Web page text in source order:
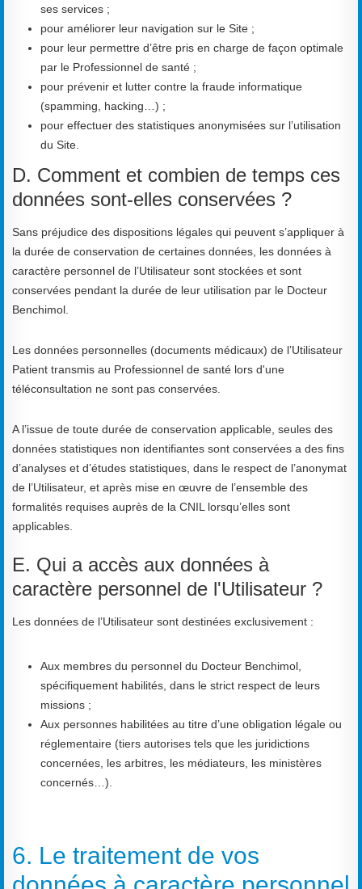
ses services ;
pour améliorer leur navigation sur le Site ;
pour leur permettre d’être pris en charge de façon optimale
par le Professionnel de santé ;
pour prévenir et lutter contre la fraude informatique
(spamming, hacking…) ;
pour effectuer des statistiques anonymisées sur l’utilisation
du Site.
D. Comment et combien de temps ces
données sont-elles conservées ?
Sans préjudice des dispositions légales qui peuvent s’appliquer à
la durée de conservation de certaines données, les données à
caractère personnel de l’Utilisateur sont stockées et sont
conservées pendant la durée de leur utilisation par le Docteur
Benchimol.
Les données personnelles (documents médicaux) de l’Utilisateur
Patient transmis au Professionnel de santé lors d'une
téléconsultation ne sont pas conservées.
A l’issue de toute durée de conservation applicable, seules des
données statistiques non identifiantes sont conservées a des fins
d’analyses et d’études statistiques, dans le respect de l’anonymat
de l’Utilisateur, et après mise en œuvre de l’ensemble des
formalités requises auprès de la CNIL lorsqu’elles sont
applicables.
E. Qui a accès aux données à
caractère personnel de l'Utilisateur ?
Les données de l’Utilisateur sont destinées exclusivement :
Aux membres du personnel du Docteur Benchimol,
spécifiquement habilités, dans le strict respect de leurs
missions ;
Aux personnes habilitées au titre d’une obligation légale ou
réglementaire (tiers autorises tels que les juridictions
concernées, les arbitres, les médiateurs, les ministères
concernés…).
6. Le traitement de vos